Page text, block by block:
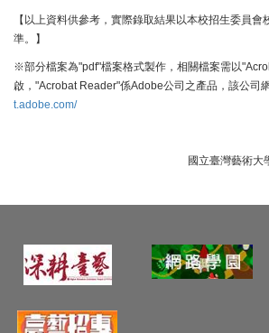
【以上資料供參考，實際錄取結果以本校招生委員
準。】
※部分檔案為"pdf"檔案格式製作，相關檔案需以
啟，"Acrobat Reader"係Adobe公司之產品，該公司
t.adobe.com/
國立臺灣藝術大